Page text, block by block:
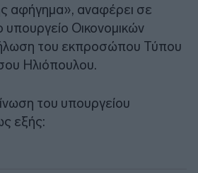
αφήγημα», αναφέρει σε
Οικονομικών
του εκπροσώπου Τύπου
Ηλιόπουλου.
του υπουργείου
εξής: